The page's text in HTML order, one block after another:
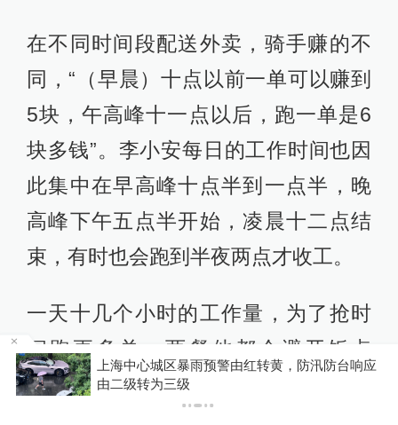
在不同时间段配送外卖，骑手赚的不
同，“（早晨）十点以前一单可以赚到
5块，午高峰十一点以后，跑一单是6
块多钱”。李小安每日的工作时间也因
此集中在早高峰十点半到一点半，晚
高峰下午五点半开始，凌晨十二点结
束，有时也会跑到半夜两点才收工。
一天十几个小时的工作量，为了抢时
间跑更多单，两餐他都会避开饭点
吃，“一点半到两点吃午饭，晚饭就等
受台风“白海豚”影响，铁路部门进一步调整列车
开行方案